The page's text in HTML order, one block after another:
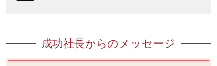
成功社長からのメッセージ